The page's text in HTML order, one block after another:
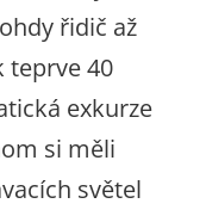
řidič až
teprve 40
exkurze
si měli
světel